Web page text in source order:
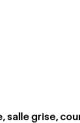
salle grise,